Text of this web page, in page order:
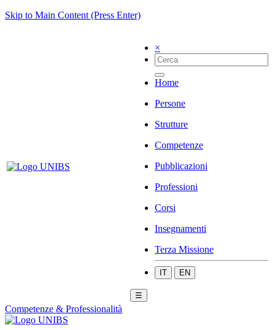
Skip to Main Content (Press Enter)
×
Home
Persone
Strutture
Competenze
Pubblicazioni
Professioni
Corsi
Insegnamenti
Terza Missione
IT EN
☰
Competenze & Professionalità